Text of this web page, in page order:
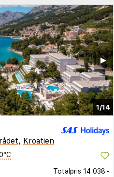
1/14
▶︎
, Kroatien
Totalpris 14 038:-